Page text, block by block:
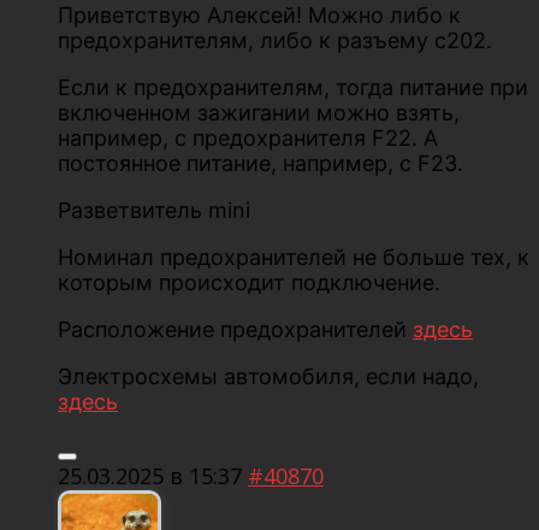
Приветствую Алексей! Можно либо к
предохранителям, либо к разъему с202.
Если к предохранителям, тогда питание при
включенном зажигании можно взять,
например, с предохранителя F22. А
постоянное питание, например, с F23.
Разветвитель mini
Номинал предохранителей не больше тех, к
которым происходит подключение.
Расположение предохранителей здесь
Электросхемы автомобиля, если надо,
здесь
25.03.2025 в 15:37 #40870